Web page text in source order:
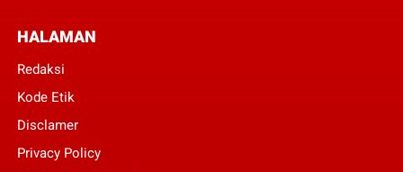
HALAMAN
Redaksi
Kode Etik
Disclamer
Privacy Policy